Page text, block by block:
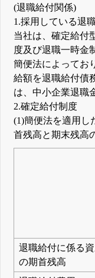
(退職給付関係)
1.採用している退
当社は、確定給付
度及び退職一時金
簡便法によってお
給額を退職給付債
は、中小企業退職
2.確定給付制度
(1)簡便法を適用し
首残高と期末残高
退職給付に係る
の期首残高